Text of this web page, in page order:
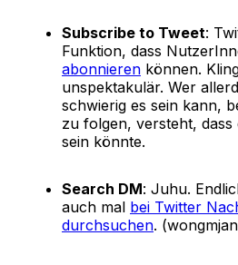
Subscribe to Tweet:
Funktion, dass
abonnieren können.
unspektakulär. Wer
schwierig es sein kann,
zu folgen, versteht, dass
sein könnte.
Search DM: Juhu.
auch mal bei Twitter
durchsuchen.